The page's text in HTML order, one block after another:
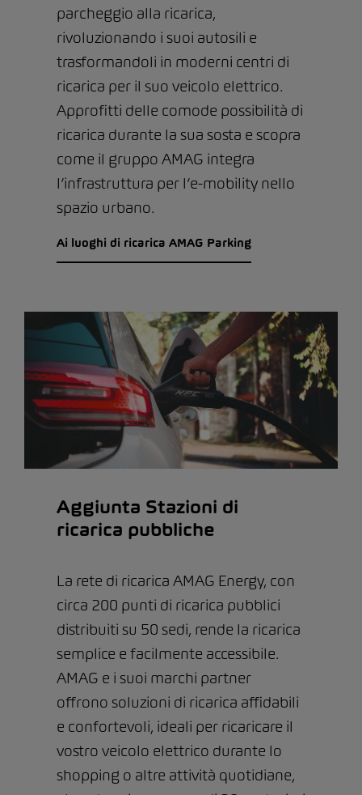
parcheggio alla ricarica,
rivoluzionando i suoi autosili e
trasformandoli in moderni centri di
ricarica per il suo veicolo elettrico.
Approfitti delle comode possibilità di
ricarica durante la sua sosta e scopra
come il gruppo AMAG integra
l’infrastruttura per l’e-mobility nello
spazio urbano.
Ai luoghi di ricarica AMAG Parking
Aggiunta Stazioni di
ricarica pubbliche
La rete di ricarica AMAG Energy, con
circa 200 punti di ricarica pubblici
distribuiti su 50 sedi, rende la ricarica
semplice e facilmente accessibile.
AMAG e i suoi marchi partner
offrono soluzioni di ricarica affidabili
e confortevoli, ideali per ricaricare il
vostro veicolo elettrico durante lo
shopping o altre attività quotidiane,